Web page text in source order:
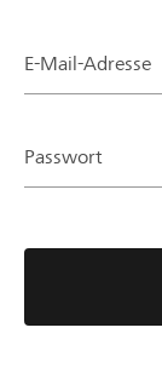
Partner /
E-Mail-Adresse
Passwort